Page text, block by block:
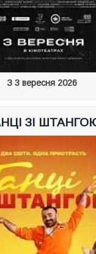
З 3 вересня 2026
ЗІ